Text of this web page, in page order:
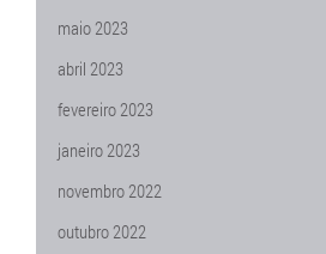
maio 2023
abril 2023
fevereiro 2023
janeiro 2023
novembro 2022
outubro 2022